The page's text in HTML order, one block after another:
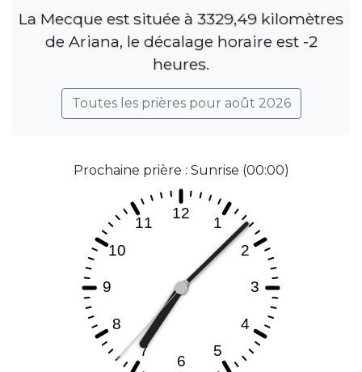
La Mecque est située à 3329,49 kilomètres
de Ariana, le décalage horaire est -2
heures.
Toutes les prières pour août 2026
Prochaine prière : Sunrise (00:00)